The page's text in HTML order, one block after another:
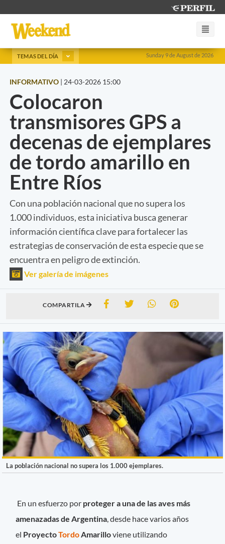
Sunday 9 de August de 2026
TEMAS DEL DÍA
INFORMATIVO | 24-03-2026 15:00
Colocaron
transmisores GPS a
decenas de ejemplares
de tordo amarillo en
Entre Ríos
Con una población nacional que no supera los
1.000 individuos, esta iniciativa busca generar
información científica clave para fortalecer las
estrategias de conservación de esta especie que se
encuentra en peligro de extinción.
Ver galería de imágenes
COMPARTILA
La población nacional no supera los 1.000 ejemplares.
En un esfuerzo por proteger a una de las aves más
amenazadas de Argentina , desde hace varios años
el ProyectoTordo Amarilloviene utilizando